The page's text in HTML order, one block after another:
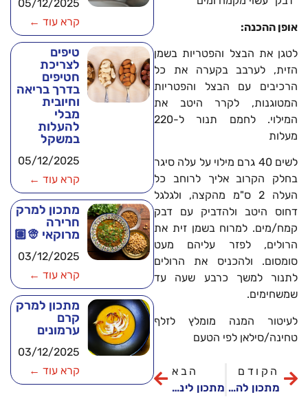
אופן ההכנה:
לטגן את הבצל והפטריות בשמן
הזית, לערבב בקערה את כל
הרכיבים עם הבצל והפטריות
המטוגנות, לקרר היטב את
המילוי. לחמם תנור ל-220
מעלות
לשים 40 גרם מילוי על עלה סיגר
בחלק הקרוב אליך לרוחב כל
העלה 2 ס"מ מהקצה, ולגלגל
דחוס היטב ולהדביק עם דבק
קמח/מים. למרוח בשמן זית את
הרולים, לפזר עליהם מעט
סומסום. ולהכניס את הרולים
לתנור למשך כרבע שעה עד
שמשחימים.
לעיטור המנה מומלץ לזלף
טחינה/סילאן לפי הטעם
הקודם
מתכון להכנת צמת קפרזה
הבא
מתכון לינגוויני זוקיני
05/12/2025
קרא עוד ←
טיפים
לצריכת
חטיפים
בדרך בריאה
וחיובית
מבלי
להעלות
במשקל
05/12/2025
קרא עוד ←
מתכון למרק
חרירה
מרוקאי 👳🏽
03/12/2025
קרא עוד ←
מתכון למרק
קרם
ערמונים
03/12/2025
קרא עוד ←